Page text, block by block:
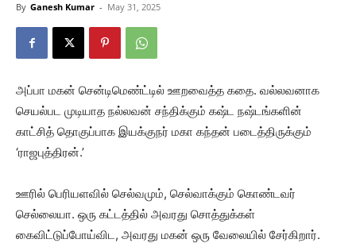
By Ganesh Kumar - May 31, 2025
அப்பா மகன் சென்டிமெண்ட்டில் ஊறவைத்த கதை. வல்லவனாக
செயல்பட முடியாத நல்லவன் சந்திக்கும் கஷ்ட நஷ்டங்களின்
காட்சித் தொகுப்பாக இயக்குநர் மகா கந்தன் படைத்திருக்கும்
‘ராஜபுத்திரன்.’
ஊரில் பெரியளவில் செல்வமும், செல்வாக்கும் கொண்டவர்
செல்லையா. ஒரு கட்டத்தில் அவரது சொத்துக்கள்
கைவிட்டுப்போய்விட, அவரது மகன் ஒரு வேலையில் சேர்கிறார்.